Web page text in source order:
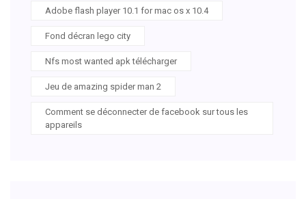
Adobe flash player 10.1 for mac os x 10.4
Fond décran lego city
Nfs most wanted apk télécharger
Jeu de amazing spider man 2
Comment se déconnecter de facebook sur tous les
appareils